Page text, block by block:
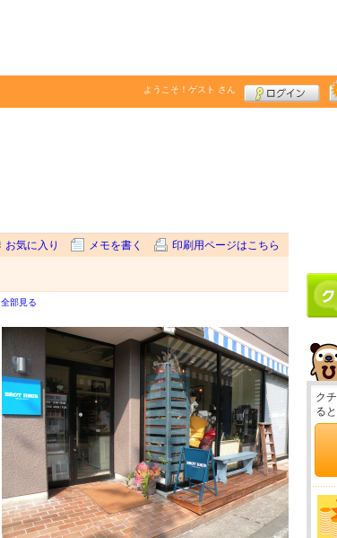
ようこそ！ ゲスト さん
お気に入り メモを書く 印刷用ページはこちら
全部見る
ク
る